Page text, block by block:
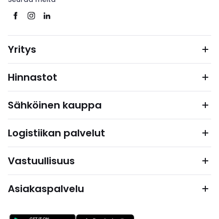
Yritys
Hinnastot
Sähköinen kauppa
Logistiikan palvelut
Vastuullisuus
Asiakaspalvelu